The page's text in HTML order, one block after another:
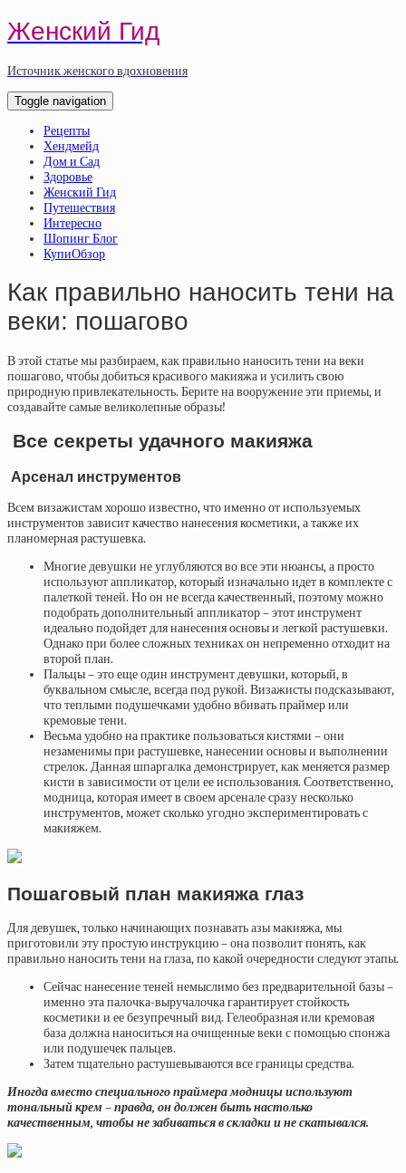
Женский Гид
Источник женского вдохновения
Toggle navigation
Рецепты
Хендмейд
Дом и Сад
Здоровье
Женский Гид
Путешествия
Интересно
Шопинг Блог
КупиОбзор
Как правильно наносить тени на
веки: пошагово
В этой статье мы разбираем, как правильно наносить тени на веки
пошагово, чтобы добиться красивого макияжа и усилить свою
природную привлекательность. Берите на вооружение эти приемы, и
создавайте самые великолепные образы!
Все секреты удачного макияжа
Арсенал инструментов
Всем визажистам хорошо известно, что именно от используемых
инструментов зависит качество нанесения косметики, а также их
планомерная растушевка.
Многие девушки не углубляются во все эти нюансы, а просто
используют аппликатор, который изначально идет в комплекте с
палеткой теней. Но он не всегда качественный, поэтому можно
подобрать дополнительный аппликатор – этот инструмент
идеально подойдет для нанесения основы и легкой растушевки.
Однако при более сложных техниках он непременно отходит на
второй план.
Пальцы – это еще один инструмент девушки, который, в
буквальном смысле, всегда под рукой. Визажисты подсказывают,
что теплыми подушечками удобно вбивать праймер или
кремовые тени.
Весьма удобно на практике пользоваться кистями – они
незаменимы при растушевке, нанесении основы и выполнении
стрелок. Данная шпаргалка демонстрирует, как меняется размер
кисти в зависимости от цели ее использования. Соответственно,
модница, которая имеет в своем арсенале сразу несколько
инструментов, может сколько угодно экспериментировать с
макияжем.
Пошаговый план макияжа глаз
Для девушек, только начинающих познавать азы макияжа, мы
приготовили эту простую инструкцию – она позволит понять, как
правильно наносить тени на глаза, по какой очередности следуют этапы.
Сейчас нанесение теней немыслимо без предварительной базы –
именно эта палочка-выручалочка гарантирует стойкость
косметики и ее безупречный вид. Гелеобразная или кремовая
база должна наноситься на очищенные веки с помощью спонжа
или подушечек пальцев.
Затем тщательно растушевываются все границы средства.
Иногда вместо специального праймера модницы используют
тональный крем – правда, он должен быть настолько
качественным, чтобы не забиваться в складки и не скатывался.